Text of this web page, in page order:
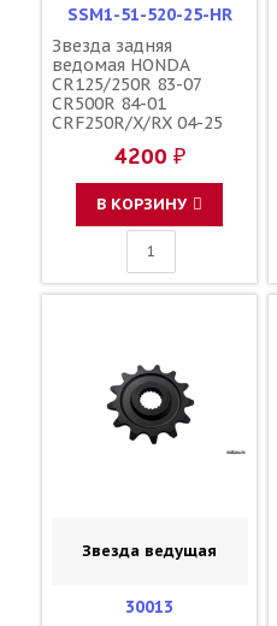
SSM1-51-520-25-HR
Звезда задняя
ведомая HONDA
CR125/250R 83-07
CR500R 84-01
CRF250R/X/RX 04-25
зубов 51 / MRP JTR210
1-3559-51
4200 ₽
В КОРЗИНУ
Звезда ведущая
30013